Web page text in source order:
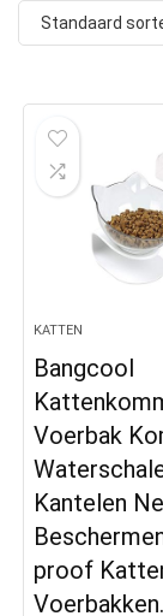
Standaard
KATTEN
Bangcool
Voerbak
Kantelen
proof